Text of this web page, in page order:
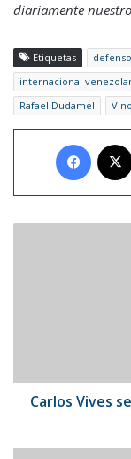
diariamente
Etiquetas
internacional
Rafael Dudamel
en
EE.UU.
Carlos Vives